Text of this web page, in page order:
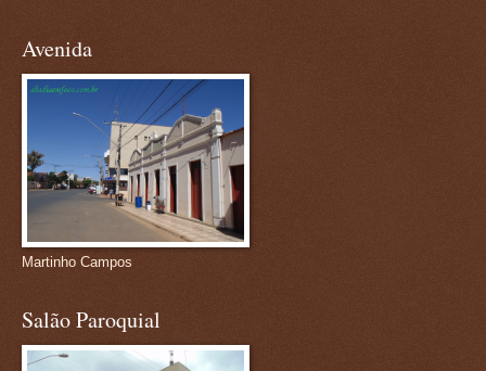
Avenida
Martinho Campos
Salão Paroquial